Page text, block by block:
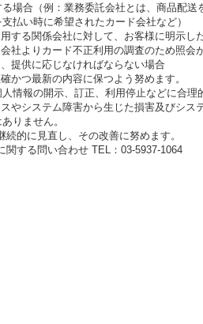
場合（例：業務委託会社とは、商品配
払い時に希望されたカード会社など）
る関係会社に対して、お客様に明示し
よりカード不正利用の調査のため照会
供に応じなければならない場合
かつ最新の内容に保つよう努めます。
情報の開示、訂正、利用停止などに合理
やシステム障害から生じた損害及びシ
りません。
続的に見直し、その改善に努めます。
関する問い合わせ TEL：03-5937-1064